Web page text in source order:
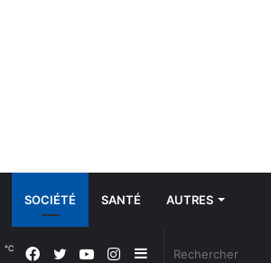
SOCIÉTÉ SANTÉ AUTRES
Sidebar
Instagram
YouTube
Twitter
Facebook
℃